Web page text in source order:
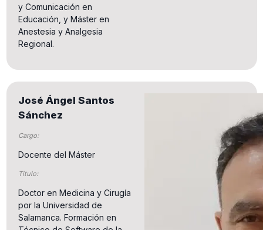
y Comunicación en
Educación, y Máster en
Anestesia y Analgesia
Regional.
José Ángel Santos
Sánchez
Cargo:
Docente del Máster
Titulo:
Doctor en Medicina y Cirugía
por la Universidad de
Salamanca. Formación en